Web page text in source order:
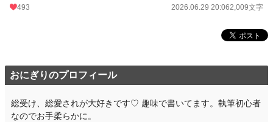
493 2026.06.29 20:062,009文字
おにぎりのプロフィール
総受け、総愛されが大好きです♡ 趣味で書いてます。執筆初心者
なのでお手柔らかに。